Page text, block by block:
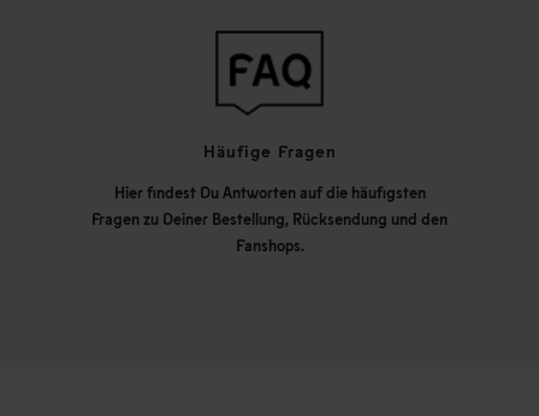
Häufige Fragen
Hier findest Du Antworten auf die häufigsten
Fragen zu Deiner Bestellung, Rücksendung und den
Fanshops.